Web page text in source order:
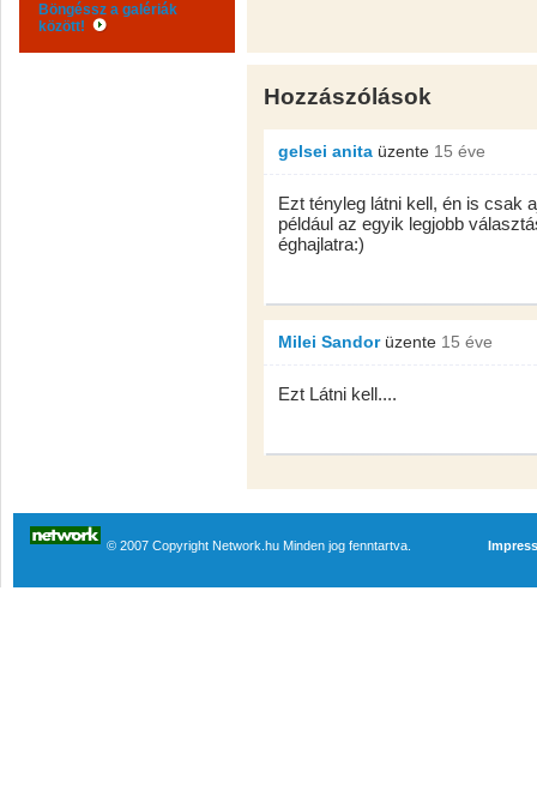
Böngéssz a galériák
között!
Hozzászólások
gelsei anita üzente 15 éve
Ezt tényleg látni kell, én is csak
például az egyik legjobb
éghajlatra:)
Milei Sandorüzente 15 éve
Ezt Látni kell....
© 2007 Copyright Network.hu Minden jog fenntartva.